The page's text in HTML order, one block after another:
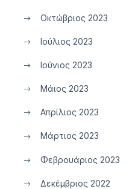
Οκτώβριος 2023
Ιούλιος 2023
Ιούνιος 2023
Μάιος 2023
Απρίλιος 2023
Μάρτιος 2023
Φεβρουάριος 2023
Δεκέμβριος 2022